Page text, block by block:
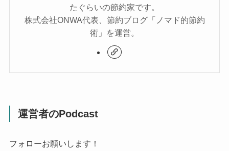
たぐらいの節約家です。
株式会社ONWA代表、節約ブログ「ノマド的節約
術」を運営。
運営者のPodcast
フォローお願いします！